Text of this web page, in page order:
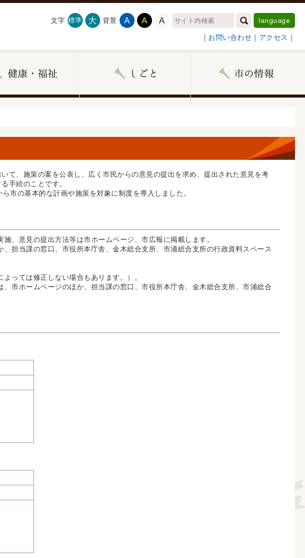
文字 標準 大 背景 A A A language
｜ お問い合わせ ｜ アクセス ｜
て、施策の案を公表し、広く市民からの意見の提出を求め、提出された意見を考
手続のことです。
市の基本的な計画や施策を対象に制度を導入しました。
、意見の提出方法等は市ホームページ、市広報に掲載します。
担当課の窓口、市役所本庁舎、金木総合支所、市浦総合支所の行政資料スペース
っては修正しない場合もあります。）。
市ホームページのほか、担当課の窓口、市役所本庁舎、金木総合支所、市浦総合